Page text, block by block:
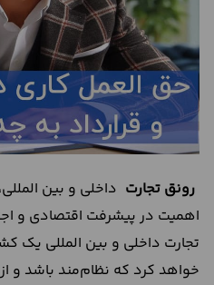
تماس
با
ما
رونق تجارت داخلی و بین
اهمیت در پیشرفت اقتصادی و
تجارت داخلی و بین المللی یک
خواهد کرد که نظام‌مند باشد و